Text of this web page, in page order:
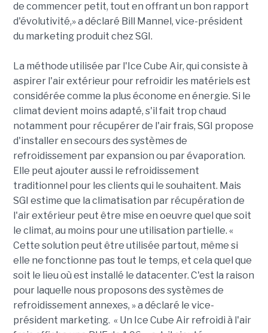
de commencer petit, tout en offrant un bon rapport
d'évolutivité,» a déclaré Bill Mannel, vice-président
du marketing produit chez SGI.
La méthode utilisée par l'Ice Cube Air, qui consiste à
aspirer l'air extérieur pour refroidir les matériels est
considérée comme la plus économe en énergie. Si le
climat devient moins adapté, s'il fait trop chaud
notamment pour récupérer de l'air frais, SGI propose
d'installer en secours des systèmes de
refroidissement par expansion ou par évaporation.
Elle peut ajouter aussi le refroidissement
traditionnel pour les clients qui le souhaitent. Mais
SGI estime que la climatisation par récupération de
l'air extérieur peut être mise en oeuvre quel que soit
le climat, au moins pour une utilisation partielle. «
Cette solution peut être utilisée partout, même si
elle ne fonctionne pas tout le temps, et cela quel que
soit le lieu où est installé le datacenter. C'est la raison
pour laquelle nous proposons des systèmes de
refroidissement annexes, » a déclaré le vice-
président marketing. « Un Ice Cube Air refroidi à l'air